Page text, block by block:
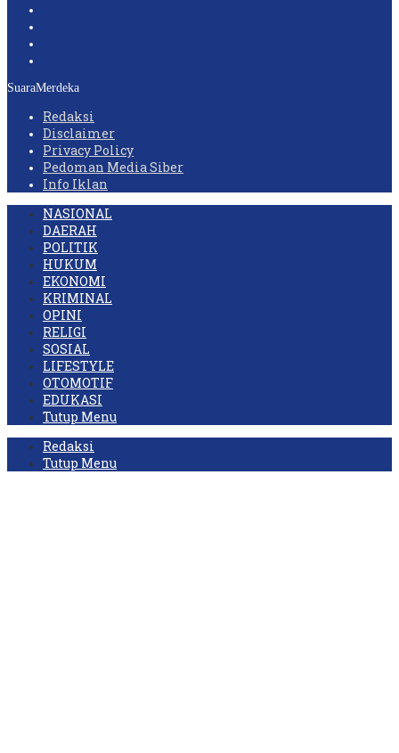
SuaraMerdeka
Redaksi
Disclaimer
Privacy Policy
Pedoman Media Siber
Info Iklan
NASIONAL
DAERAH
POLITIK
HUKUM
EKONOMI
KRIMINAL
OPINI
RELIGI
SOSIAL
LIFESTYLE
OTOMOTIF
EDUKASI
Tutup Menu
Redaksi
Tutup Menu